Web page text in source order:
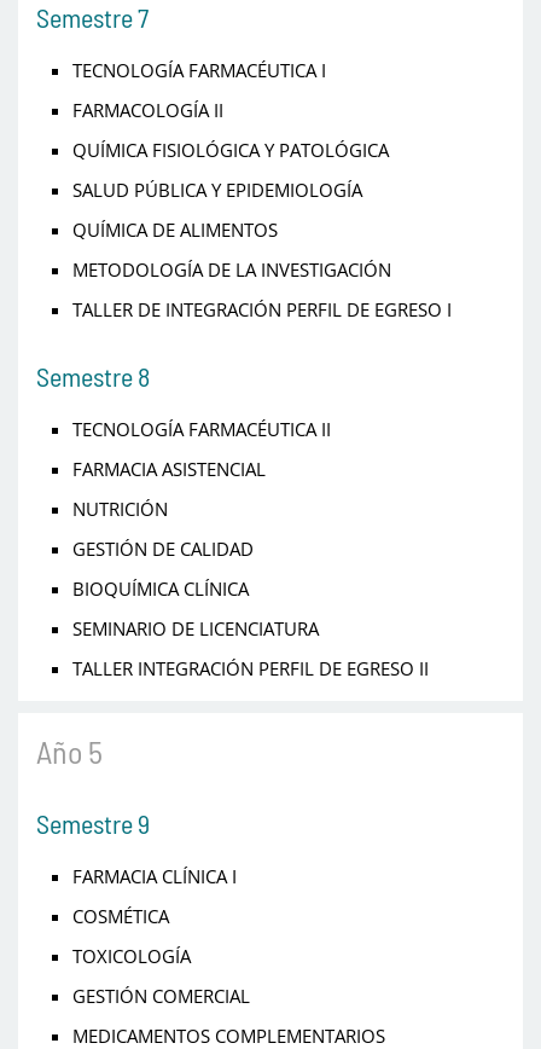
Semestre 7
TECNOLOGÍA FARMACÉUTICA I
FARMACOLOGÍA II
QUÍMICA FISIOLÓGICA Y PATOLÓGICA
SALUD PÚBLICA Y EPIDEMIOLOGÍA
QUÍMICA DE ALIMENTOS
METODOLOGÍA DE LA INVESTIGACIÓN
TALLER DE INTEGRACIÓN PERFIL DE EGRESO I
Semestre 8
TECNOLOGÍA FARMACÉUTICA II
FARMACIA ASISTENCIAL
NUTRICIÓN
GESTIÓN DE CALIDAD
BIOQUÍMICA CLÍNICA
SEMINARIO DE LICENCIATURA
TALLER INTEGRACIÓN PERFIL DE EGRESO II
Año 5
Semestre 9
FARMACIA CLÍNICA I
COSMÉTICA
TOXICOLOGÍA
GESTIÓN COMERCIAL
MEDICAMENTOS COMPLEMENTARIOS